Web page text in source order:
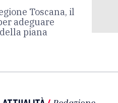
Toscana, il
adeguare
piana